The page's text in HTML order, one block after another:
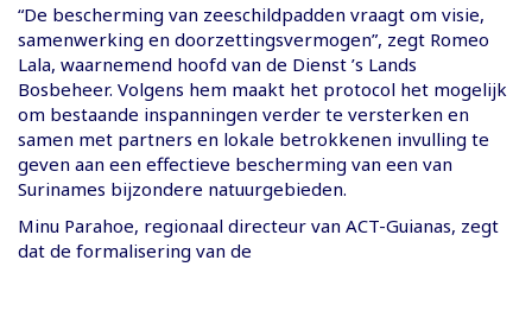
“De bescherming van zeeschildpadden vraagt om visie,
samenwerking en doorzettingsvermogen”, zegt Romeo
Lala, waarnemend hoofd van de Dienst ’s Lands
Bosbeheer. Volgens hem maakt het protocol het mogelijk
om bestaande inspanningen verder te versterken en
samen met partners en lokale betrokkenen invulling te
geven aan een effectieve bescherming van een van
Surinames bijzondere natuurgebieden.
Minu Parahoe, regionaal directeur van ACT-Guianas, zegt
dat de formalisering van de